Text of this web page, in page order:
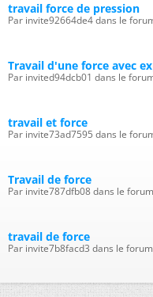
travail force de pression
Par invite92664de4 dans le
Travail d'une force avec
Par invited94dcb01 dans le
travail et force
Par invite73ad7595 dans le
Travail de force
Par invite787dfb08 dans le
travail de force
Par invite7b8facd3 dans le